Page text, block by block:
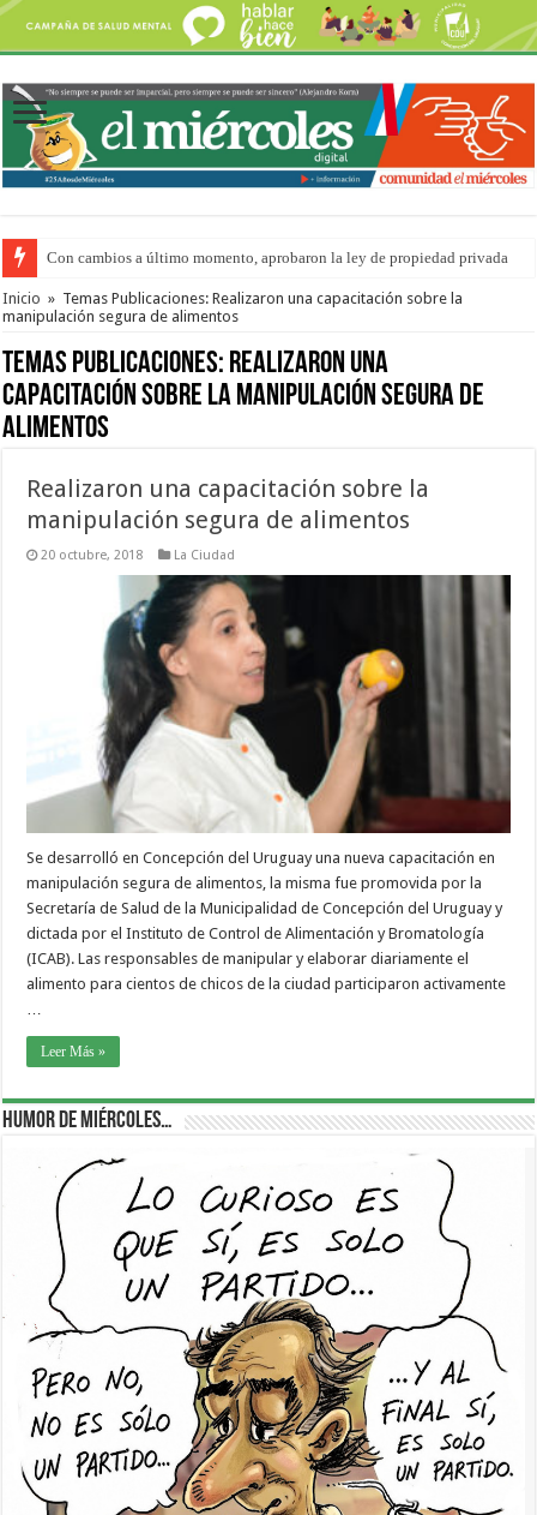
Con cambios a último momento, aprobaron la ley de propiedad privada
Adopción en Entre Ríos: el 35% de los 90 niños, niñas y adolescentes que
Inicio » Temas Publicaciones: Realizaron una capacitación sobre la
manipulación segura de alimentos
Temas Publicaciones: Realizaron una
capacitación sobre la manipulación segura de
alimentos
Realizaron una capacitación sobre la
manipulación segura de alimentos
20 octubre, 2018 La Ciudad
Se desarrolló en Concepción del Uruguay una nueva capacitación en
manipulación segura de alimentos, la misma fue promovida por la
Secretaría de Salud de la Municipalidad de Concepción del Uruguay y
dictada por el Instituto de Control de Alimentación y Bromatología
(ICAB). Las responsables de manipular y elaborar diariamente el
alimento para cientos de chicos de la ciudad participaron activamente
Leer Más »
Humor de Miércoles…